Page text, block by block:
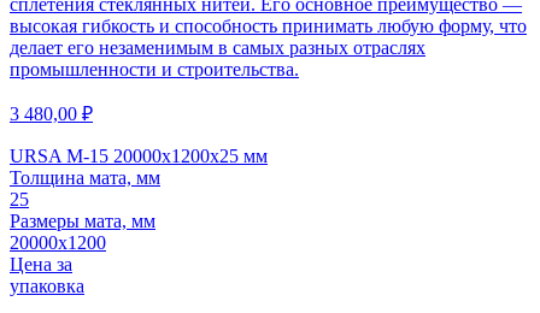
3 480,00 ₽
URSA M-15 20000х1200х25 мм
Толщина мата, мм
25
Размеры мата, мм
20000х1200
Цена за
упаковка